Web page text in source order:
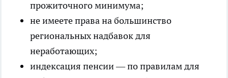
прожиточного минимума;
не имеете права на большинство
региональных надбавок для
неработающих;
индексация пенсии — по правилам для